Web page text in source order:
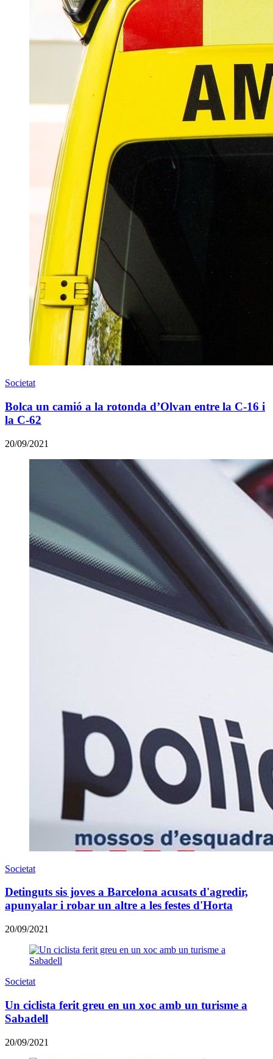
Societat
Bolca un camió a la rotonda d’Olvan entre la C-16 i
la C-62
20/09/2021
Societat
Detinguts sis joves a Barcelona acusats d'agredir,
apunyalar i robar un altre a les festes d'Horta
20/09/2021
Societat
Un ciclista ferit greu en un xoc amb un turisme a
Sabadell
20/09/2021